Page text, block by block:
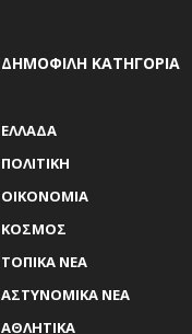
ΔΗΜΟΦΙΛΗ ΚΑΤΗΓΟΡΙΑ
ΕΛΛΑΔΑ
ΠΟΛΙΤΙΚΗ
ΟΙΚΟΝΟΜΙΑ
ΚΟΣΜΟΣ
ΤΟΠΙΚΑ ΝΕΑ
ΑΣΤΥΝΟΜΙΚΑ ΝΕΑ
ΑΘΛΗΤΙΚΑ